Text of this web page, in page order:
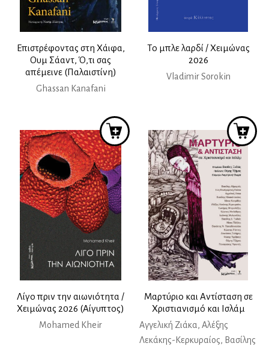
Επιστρέφοντας στη Χάιφα,
Ουμ Σάαντ, Ό,τι σας
απέμεινε (Παλαιστίνη)
Ghassan Kanafani
Το μπλε λαρδί / Χειμώνας
2026
Vladimir Sorokin
Λίγο πριν την αιωνιότητα /
Χειμώνας 2026 (Αίγυπτος)
Mohamed Kheir
Μαρτύριο και Αντίσταση σε
Χριστιανισμό και Ισλάμ
Αγγελική Ζιάκα, Αλέξης
Λεκάκης-Κερκυραίος, Βασίλης